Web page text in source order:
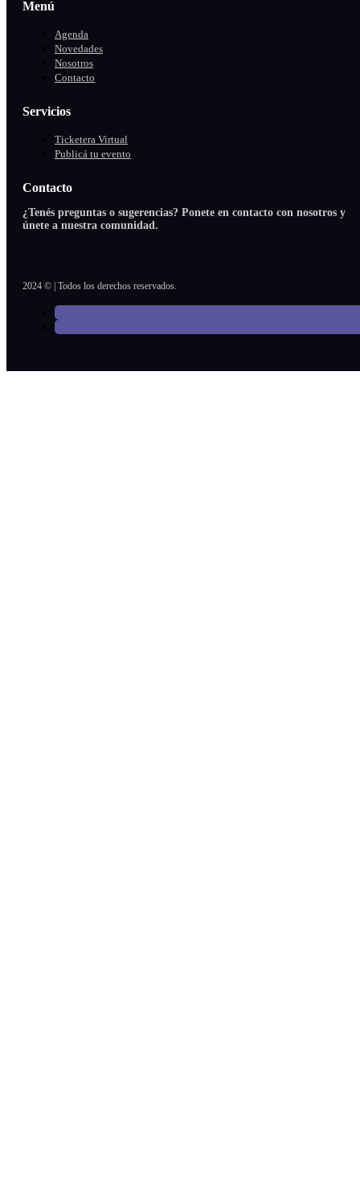
Menú
Agenda
Novedades
Nosotros
Contacto
Servicios
Ticketera Virtual
Publicá tu evento
Contacto
¿Tenés preguntas o sugerencias? Ponete en contacto con nosotros y
únete a nuestra comunidad.
2024 © | Todos los derechos reservados.